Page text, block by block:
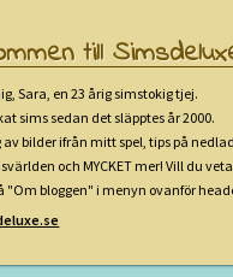
till
Sara, en 23 årig simstokig tjej.
sims sedan det släpptes år 2000.
bilder ifrån mitt spel, tips på
och MYCKET mer! Vill du
"Om bloggen" i menyn ovanför